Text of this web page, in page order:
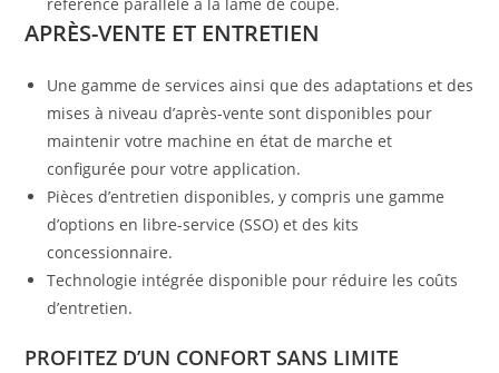
APRÈS-VENTE ET ENTRETIEN
Une gamme de services ainsi que des adaptations et des
mises à niveau d’après-vente sont disponibles pour
maintenir votre machine en état de marche et
configurée pour votre application.
Pièces d’entretien disponibles, y compris une gamme
d’options en libre-service (SSO) et des kits
concessionnaire.
Technologie intégrée disponible pour réduire les coûts
d’entretien.
PROFITEZ D’UN CONFORT SANS LIMITE